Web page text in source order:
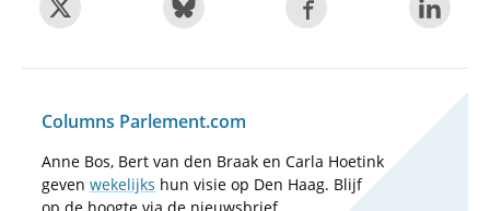
Columns Parlement.com
Anne Bos, Bert van den Braak en Carla Hoetink
geven wekelijks hun visie op Den Haag. Blijf